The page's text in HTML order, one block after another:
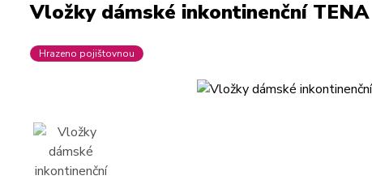
Vložky dámské inkontinenční
Hrazeno pojištovnou